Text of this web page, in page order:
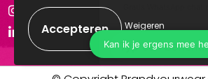
Instagram
LinkedIn
Weigeren